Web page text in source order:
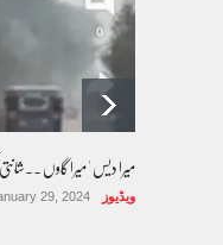
میرا دیس ' میرا گاوں
ویڈیوز 29, 2024